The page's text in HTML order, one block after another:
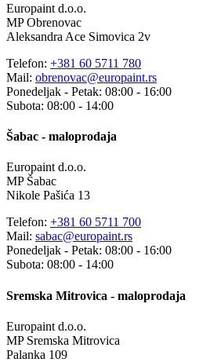
Europaint d.o.o.
MP Obrenovac
Aleksandra Ace Simovica 2v
Telefon: +381 60 5711 780
Mail: obrenovac@europaint.rs
Ponedeljak - Petak: 08:00 - 16:00
Subota: 08:00 - 14:00
Šabac - maloprodaja
Europaint d.o.o.
MP Šabac
Nikole Pašića 13
Telefon: +381 60 5711 700
Mail: sabac@europaint.rs
Ponedeljak - Petak: 08:00 - 16:00
Subota: 08:00 - 14:00
Sremska Mitrovica - maloprodaja
Europaint d.o.o.
MP Sremska Mitrovica
Palanka 109